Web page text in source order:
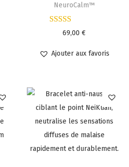
NeuroCalm™
69,00€
Ajouter aux favoris